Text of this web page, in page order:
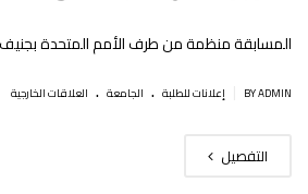
المسابقة منظمة من طرف الأمم المتحدة
BY ADMIN إعلانات للطلبة . الجامعة . العلاقات الخارجية
التفصيل